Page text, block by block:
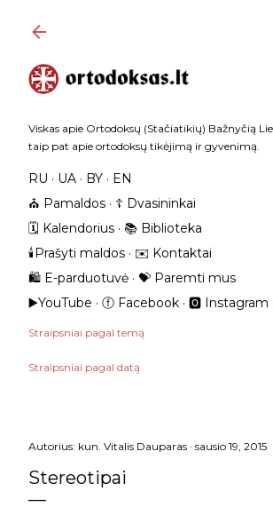
Praleisti ir pereiti prie
Viskas apie Ortodoksų (Stačiatikių) Bažnyčią
taip pat apie ortodoksų tikėjimą ir gyvenimą.
RU UA BY
EN
⛪️ Pamaldos
☦️ Dvasininkai
🗓️ Kalendorius
📚 Biblioteka
🕯️Prašyti maldos
✉️ Kontaktai
🛍️ E-parduotuvė
💝 Paremti mus
▶️YouTube
ⓕ Facebook 🅾 Instagram
Straipsniai pagal temą
Straipsniai pagal datą
Autorius: kun. Vitalis Dauparas sausio 19, 2015
Stereotipai